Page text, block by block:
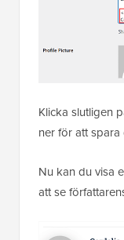
Klicka slutligen
ner för att spara
Nu kan du visa
att se